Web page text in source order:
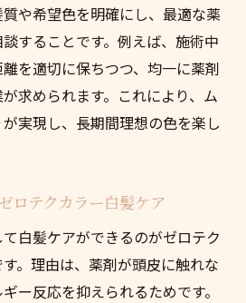
や希望色を明確にし、最適な薬
することです。例えば、施術中
を適切に保ちつつ、均一に薬剤
求められます。これにより、ム
実現し、長期間理想の色を楽し
ロテクカラー白髪ケア
白髪ケアができるのがゼロテク
。理由は、薬剤が頭皮に触れな
ー反応を抑えられるためです。